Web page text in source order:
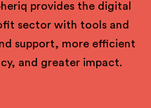
provides the digital
sector with tools and
support, more efficient
and greater impact.